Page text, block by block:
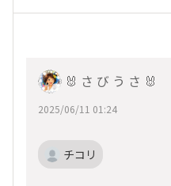
🐰 さ び う さ 🐰
2025/06/11 01:24
チコリ